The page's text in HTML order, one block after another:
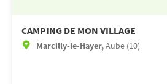
CAMPING DE MON VILLAGE
Marcilly-le-Hayer,Aube (10)